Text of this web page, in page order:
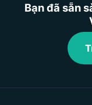
Bạn đã sẵn